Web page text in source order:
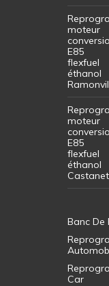
moteur
E85
flexfuel
éthanol
moteur
E85
flexfuel
éthanol
Castanet
Banc De
Car